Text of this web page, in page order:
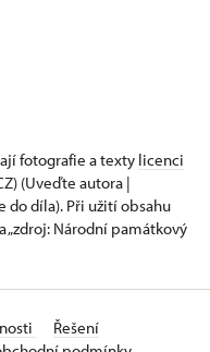
fotografie a texty licenci
(Uveďte autora |
do díla). Při užití obsahu
„zdroj: Národní památkový
Řešení